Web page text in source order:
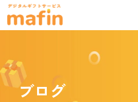
デジタルギフトサービスmafinとは
よくあるご質問
ブログ